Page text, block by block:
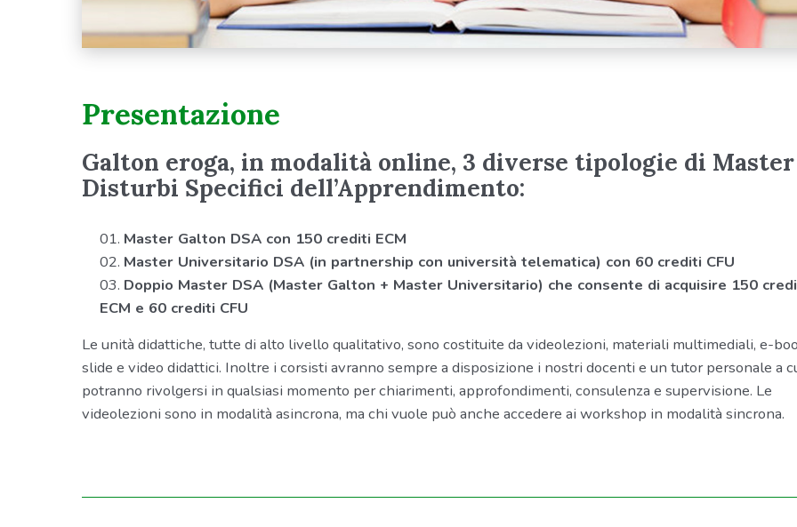
Presentazione
Galton eroga, in modalità online, 3 diverse tipologie di
Disturbi Specifici dell’Apprendimento:
Master Galton DSA con 150 crediti ECM
Master Universitario DSA (in partnership con università telematica) con 60 crediti CFU
Doppio Master DSA (Master Galton + Master Universitario) che consente di acquisire 150
ECM e 60 crediti CFU
Le unità didattiche, tutte di alto livello qualitativo, sono costituite da videolezioni, materiali multimediali, e-
slide e video didattici. Inoltre i corsisti avranno sempre a disposizione i nostri docenti e un tutor personale a
potranno rivolgersi in qualsiasi momento per chiarimenti, approfondimenti, consulenza e supervisione. Le
videolezioni sono in modalità asincrona, ma chi vuole può anche accedere ai workshop in modalità sincrona.